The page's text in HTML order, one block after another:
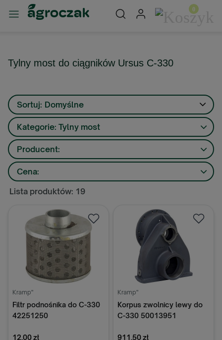
Tylny most do ciągników Ursus C-330
Sortuj: Domyślne
Kategorie: Tylny most
Producent:
Cena:
Lista produktów: 19
Kramp"
Filtr podnośnika do C-330
42251250
12,00 zł
Kramp"
Korpus zwolnicy lewy do
C-330 50013951
911,50 zł